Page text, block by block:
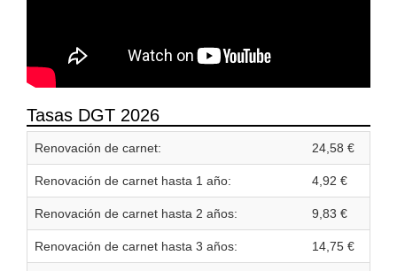
Tasas DGT 2026
Renovación de carnet: 24,58 €
Renovación de carnet hasta 1 año: 4,92 €
Renovación de carnet hasta 2 años: 9,83 €
Renovación de carnet hasta 3 años: 14,75 €